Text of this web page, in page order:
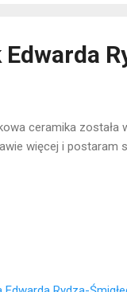
ceramika została
więcej i postaram